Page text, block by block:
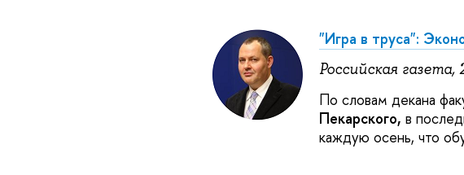
"Игра в труса":
Российская газета,
По словам декана
Пекарского, в
каждую осень, что